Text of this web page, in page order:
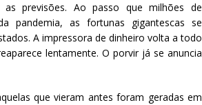
previsões. Ao passo que milhões de
pandemia, as fortunas gigantescas se
A impressora de dinheiro volta a todo
lentamente. O porvir já se anuncia
que vieram antes foram geradas em